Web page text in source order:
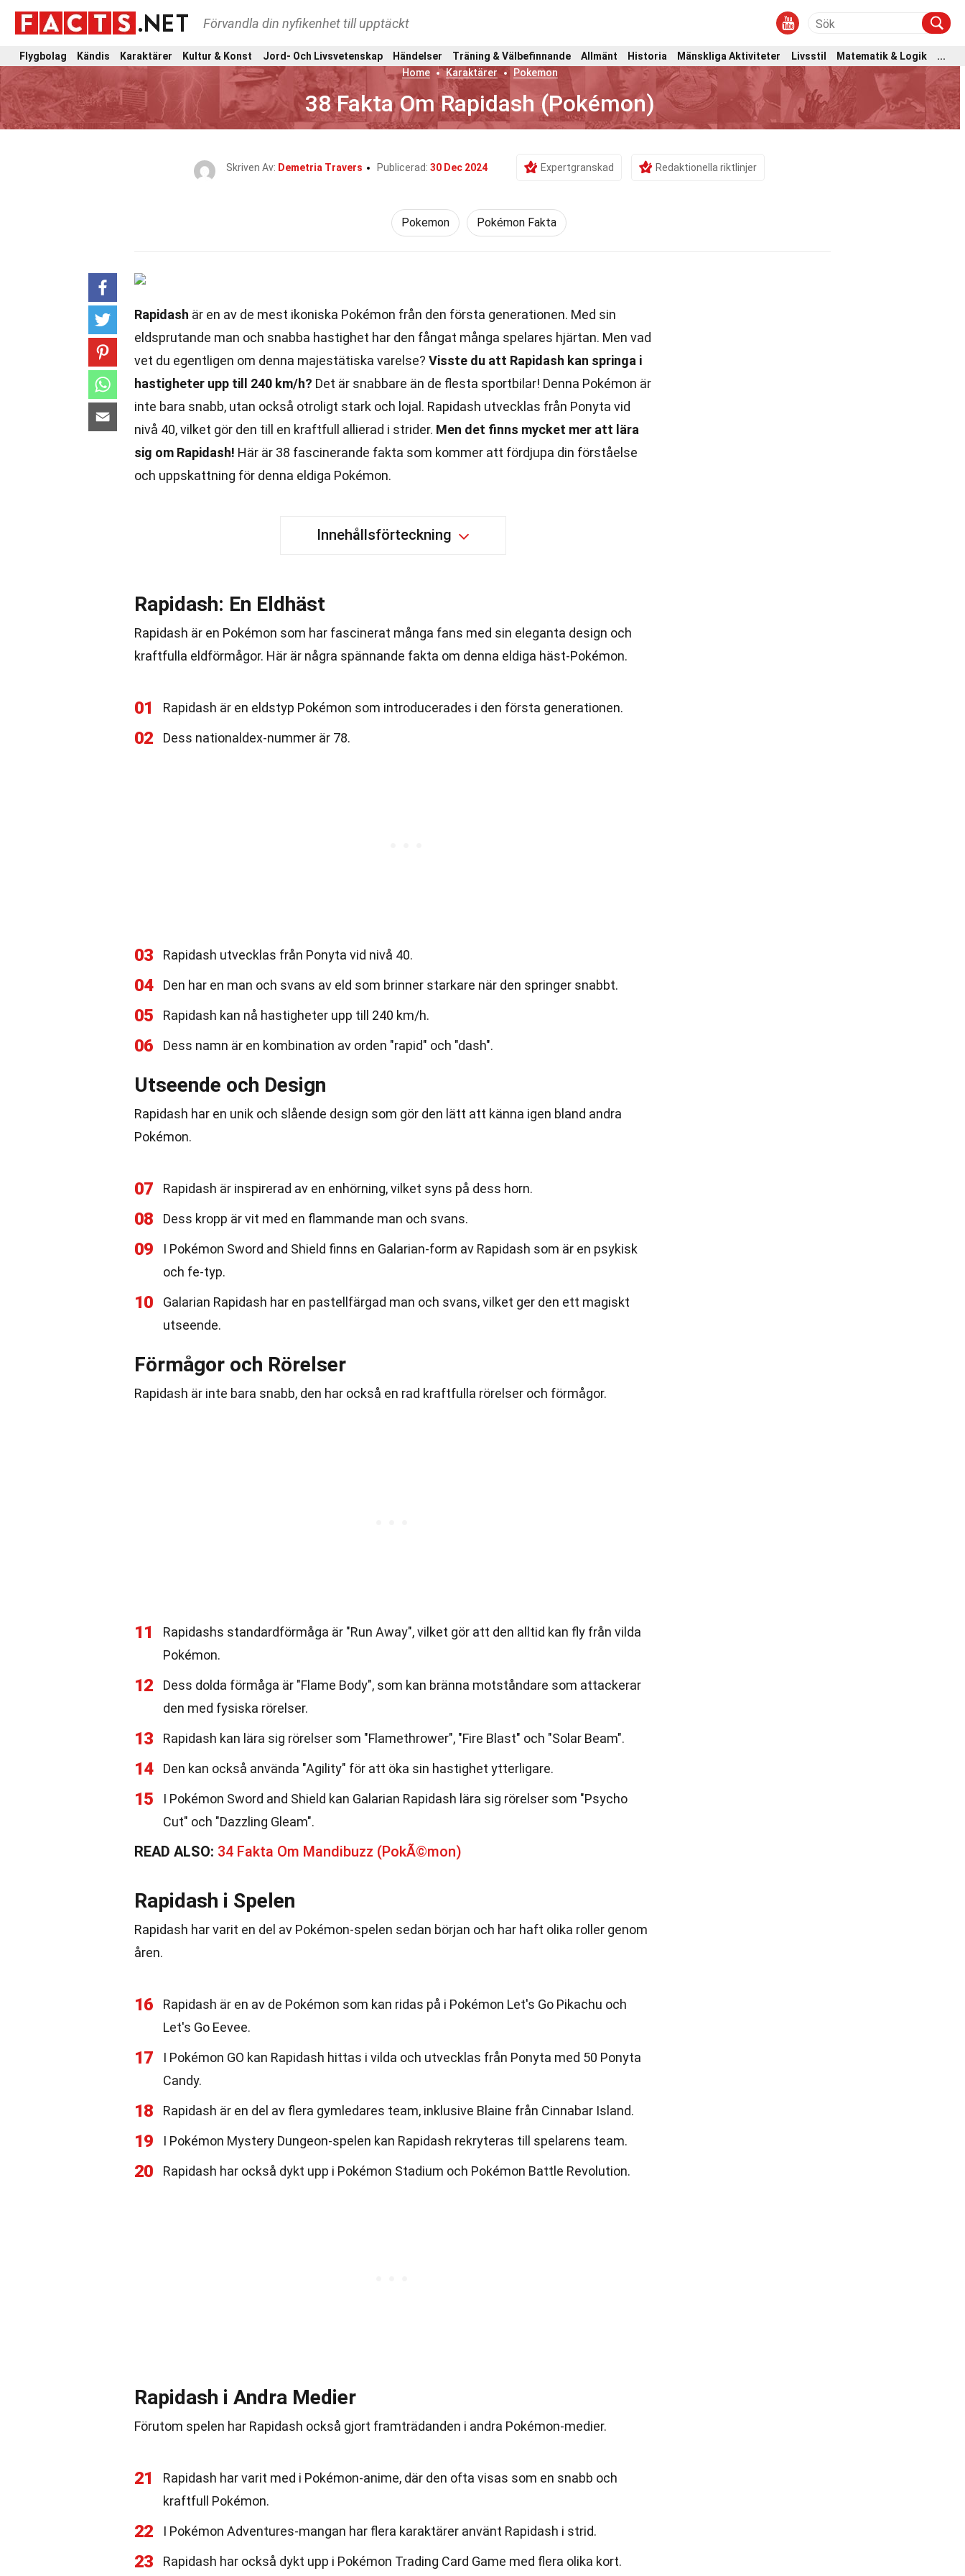
Förvandla din nyfikenhet till upptäckt
Flygbolag Kändis Karaktärer Kultur & Konst Jord- Och Livsvetenskap Händelser Träning & Välbefinnande Allmänt Historia Mänskliga Aktiviteter Livsstil Matematik & Logik
...
Home
Karaktärer Pokemon
38 Fakta Om Rapidash (Pokémon)
Skriven Av: Demetria Travers Publicerad: 30 Dec 2024 Expertgranskad Redaktionella riktlinjer
Pokemon Pokémon Fakta
Rapidash är en av de mest ikoniska Pokémon från den första generationen. Med sin
eldsprutande man och snabba hastighet har den fångat många spelares hjärtan. Men vad
vet du egentligen om denna majestätiska varelse? Visste du att Rapidash kan springa i
hastigheter upp till 240 km/h? Det är snabbare än de flesta sportbilar! Denna Pokémon är
inte bara snabb, utan också otroligt stark och lojal. Rapidash utvecklas från Ponyta vid
nivå 40, vilket gör den till en kraftfull allierad i strider. Men det finns mycket mer att lära
sig om Rapidash! Här är 38 fascinerande fakta som kommer att fördjupa din förståelse
och uppskattning för denna eldiga Pokémon.
Innehållsförteckning
Rapidash: En Eldhäst
Rapidash är en Pokémon som har fascinerat många fans med sin eleganta design och
kraftfulla eldförmågor. Här är några spännande fakta om denna eldiga häst-Pokémon.
01 Rapidash är en eldstyp Pokémon som introducerades i den första generationen.
02 Dess nationaldex-nummer är 78.
03 Rapidash utvecklas från Ponyta vid nivå 40.
04 Den har en man och svans av eld som brinner starkare när den springer snabbt.
05 Rapidash kan nå hastigheter upp till 240 km/h.
06 Dess namn är en kombination av orden "rapid" och "dash".
Utseende och Design
Rapidash har en unik och slående design som gör den lätt att känna igen bland andra
Pokémon.
07 Rapidash är inspirerad av en enhörning, vilket syns på dess horn.
08 Dess kropp är vit med en flammande man och svans.
09
I Pokémon Sword and Shield finns en Galarian-form av Rapidash som är en psykisk
och fe-typ.
10
Galarian Rapidash har en pastellfärgad man och svans, vilket ger den ett magiskt
utseende.
Förmågor och Rörelser
Rapidash är inte bara snabb, den har också en rad kraftfulla rörelser och förmågor.
11
Rapidashs standardförmåga är "Run Away", vilket gör att den alltid kan fly från vilda
Pokémon.
12
Dess dolda förmåga är "Flame Body", som kan bränna motståndare som attackerar
den med fysiska rörelser.
13 Rapidash kan lära sig rörelser som "Flamethrower", "Fire Blast" och "Solar Beam".
14 Den kan också använda "Agility" för att öka sin hastighet ytterligare.
15
I Pokémon Sword and Shield kan Galarian Rapidash lära sig rörelser som "Psycho
Cut" och "Dazzling Gleam".
READ ALSO: 34 Fakta Om Mandibuzz (PokÃ©mon)
Rapidash i Spelen
Rapidash har varit en del av Pokémon-spelen sedan början och har haft olika roller genom
åren.
16
Rapidash är en av de Pokémon som kan ridas på i Pokémon Let's Go Pikachu och
Let's Go Eevee.
17
I Pokémon GO kan Rapidash hittas i vilda och utvecklas från Ponyta med 50 Ponyta
Candy.
18 Rapidash är en del av flera gymledares team, inklusive Blaine från Cinnabar Island.
19 I Pokémon Mystery Dungeon-spelen kan Rapidash rekryteras till spelarens team.
20 Rapidash har också dykt upp i Pokémon Stadium och Pokémon Battle Revolution.
Rapidash i Andra Medier
Förutom spelen har Rapidash också gjort framträdanden i andra Pokémon-medier.
21
Rapidash har varit med i Pokémon-anime, där den ofta visas som en snabb och
kraftfull Pokémon.
22 I Pokémon Adventures-mangan har flera karaktärer använt Rapidash i strid.
23 Rapidash har också dykt upp i Pokémon Trading Card Game med flera olika kort.